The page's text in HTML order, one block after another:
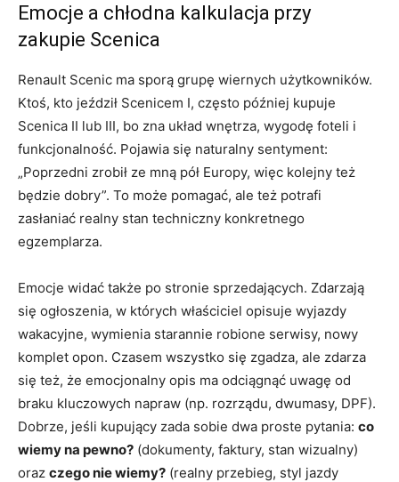
Emocje a chłodna kalkulacja przy
zakupie Scenica
Renault Scenic ma sporą grupę wiernych użytkowników.
Ktoś, kto jeździł Scenicem I, często później kupuje
Scenica II lub III, bo zna układ wnętrza, wygodę foteli i
funkcjonalność. Pojawia się naturalny sentyment:
„Poprzedni zrobił ze mną pół Europy, więc kolejny też
będzie dobry”. To może pomagać, ale też potrafi
zasłaniać realny stan techniczny konkretnego
egzemplarza.
Emocje widać także po stronie sprzedających. Zdarzają
się ogłoszenia, w których właściciel opisuje wyjazdy
wakacyjne, wymienia starannie robione serwisy, nowy
komplet opon. Czasem wszystko się zgadza, ale zdarza
się też, że emocjonalny opis ma odciągnąć uwagę od
braku kluczowych napraw (np. rozrządu, dwumasy, DPF).
Dobrze, jeśli kupujący zada sobie dwa proste pytania: co
wiemy na pewno? (dokumenty, faktury, stan wizualny)
oraz czego nie wiemy? (realny przebieg, styl jazdy